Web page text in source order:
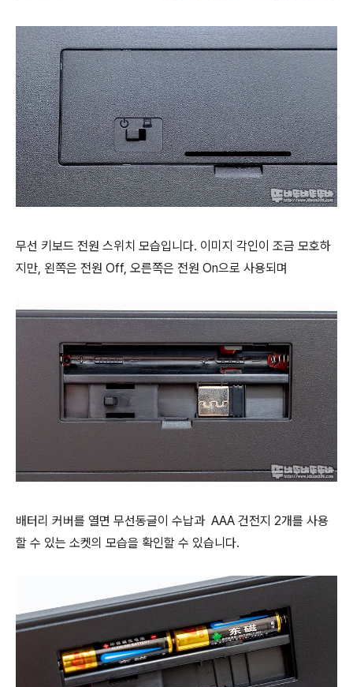
무선 키보드 전원 스위치 모습입니다. 이미지 각인이 조금 모호하
지만, 왼쪽은 전원 Off, 오른쪽은 전원 On으로 사용되며
배터리 커버를 열면 무선동글이 수납과 AAA 건전지 2개를 사용
할 수 있는 소켓의 모습을 확인할 수 있습니다.